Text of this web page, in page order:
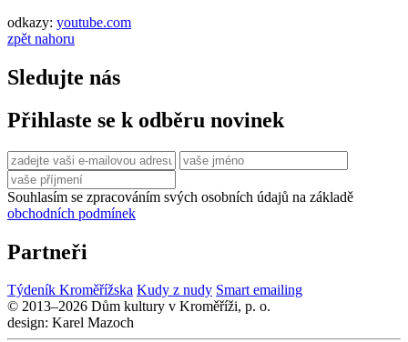
odkazy: youtube.com
zpět nahoru
Sledujte nás
Přihlaste se k odběru novinek
Souhlasím se zpracováním svých osobních údajů na základě
obchodních podmínek
Partneři
Týdeník Kroměřížska Kudy z nudy Smart emailing
© 2013–2026 Dům kultury v Kroměříži, p. o.
design: Karel Mazoch